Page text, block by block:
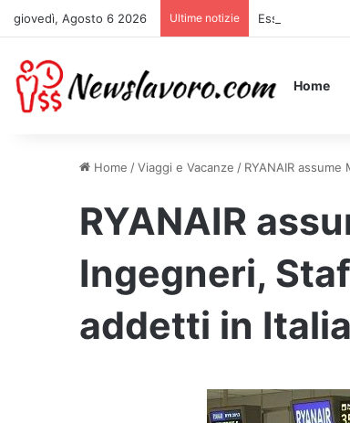
giovedì, Agosto 6 2026 Ultime notizie Essere Pagati
Home
Home /Viaggi e Vacanze / RYANAIR
RYANAIR
Ingegneri,
addetti in